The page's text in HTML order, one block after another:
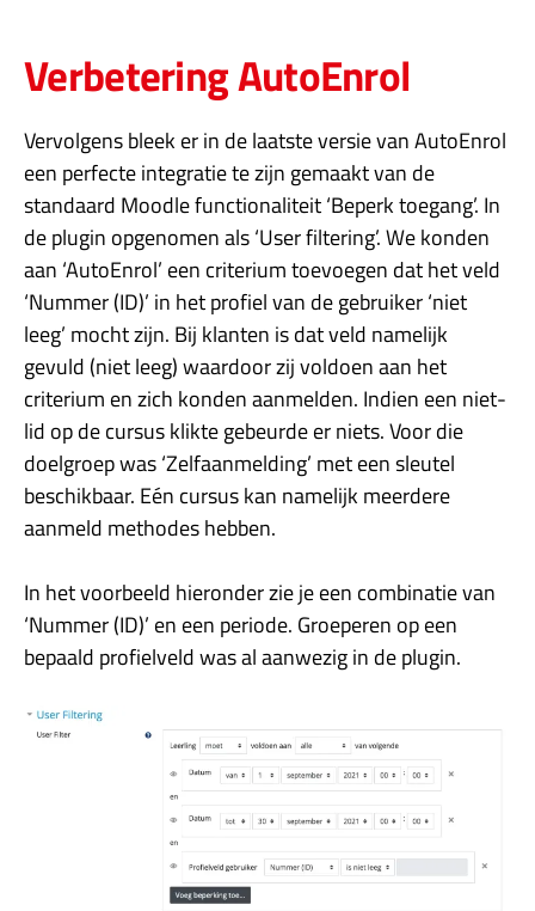
Verbetering AutoEnrol
Vervolgens bleek er in de laatste versie van AutoEnrol
een perfecte integratie te zijn gemaakt van de
standaard Moodle functionaliteit ‘Beperk toegang’. In
de plugin opgenomen als ‘User filtering’. We konden
aan ‘AutoEnrol’ een criterium toevoegen dat het veld
‘Nummer (ID)’ in het profiel van de gebruiker ‘niet
leeg’ mocht zijn. Bij klanten is dat veld namelijk
gevuld (niet leeg) waardoor zij voldoen aan het
criterium en zich konden aanmelden. Indien een niet-
lid op de cursus klikte gebeurde er niets. Voor die
doelgroep was ‘Zelfaanmelding’ met een sleutel
beschikbaar. Eén cursus kan namelijk meerdere
aanmeld methodes hebben.
In het voorbeeld hieronder zie je een combinatie van
‘Nummer (ID)’ en een periode. Groeperen op een
bepaald profielveld was al aanwezig in de plugin.